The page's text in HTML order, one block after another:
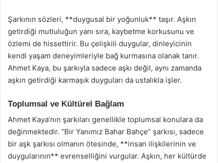
Şarkının sözleri, **duygusal bir yoğunluk** taşır. Aşkın
getirdiği mutluluğun yanı sıra, kaybetme korkusunu ve
özlemi de hissettirir. Bu çelişkili duygular, dinleyicinin
kendi yaşam deneyimleriyle bağ kurmasına olanak tanır.
Ahmet Kaya, bu şarkıyla sadece aşkı değil, aynı zamanda
aşkın getirdiği karmaşık duyguları da ustalıkla işler.
Toplumsal ve Kültürel Bağlam
Ahmet Kaya’nın şarkıları genellikle toplumsal konulara da
değinmektedir. “Bir Yanımız Bahar Bahçe” şarkısı, sadece
bir aşk şarkısı olmanın ötesinde, **insan ilişkilerinin ve
duygularının** evrenselliğini vurgular. Aşkın, her kültürde